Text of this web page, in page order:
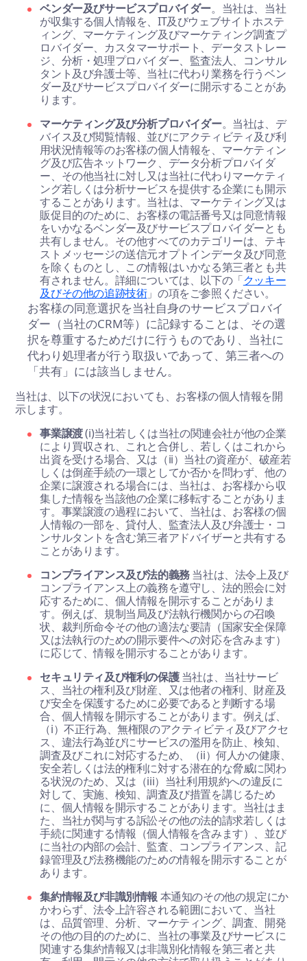
ベンダー及びサービスプロバイダー。当社は、当社
が収集する個人情報を、IT及びウェブサイトホステ
ィング、マーケティング及びマーケティング調査プ
ロバイダー、カスタマーサポート、データストレー
ジ、分析・処理プロバイダー、監査法人、コンサル
タント及び弁護士等、当社に代わり業務を行うベン
ダー及びサービスプロバイダーに開示することがあ
ります。
マーケティング及び分析プロバイダー。当社は、デ
バイス及び閲覧情報、並びにアクティビティ及び利
用状況情報等のお客様の個人情報を、マーケティン
グ及び広告ネットワーク、データ分析プロバイダ
ー、その他当社に対し又は当社に代わりマーケティ
ング若しくは分析サービスを提供する企業にも開示
することがあります。当社は、マーケティング又は
販促目的のために、お客様の電話番号又は同意情報
をいかなるベンダー及びサービスプロバイダーとも
共有しません。その他すべてのカテゴリーは、テキ
ストメッセージの送信元オプトインデータ及び同意
を除くものとし、この情報はいかなる第三者とも共
有されません。詳細については、以下の「クッキー
及びその他の追跡技術」の項をご参照ください。
お客様の同意選択を当社自身のサービスプロバイ
ダー（当社のCRM等）に記録することは、その選
択を尊重するためだけに行うものであり、当社に
代わり処理者が行う取扱いであって、第三者への
「共有」には該当しません。
当社は、以下の状況においても、お客様の個人情報を開
示します。
事業譲渡(i)当社若しくは当社の関連会社が他の企業
により買収され、これと合併し、若しくはこれから
出資を受ける場合、又は（ii）当社の資産が、破産若
しくは倒産手続の一環としてか否かを問わず、他の
企業に譲渡される場合には、当社は、お客様から収
集した情報を当該他の企業に移転することがありま
す。事業譲渡の過程において、当社は、お客様の個
人情報の一部を、貸付人、監査法人及び弁護士・コ
ンサルタントを含む第三者アドバイザーと共有する
ことがあります。
コンプライアンス及び法的義務当社は、法令上及び
コンプライアンス上の義務を遵守し、法的照会に対
応するために、個人情報を開示することがありま
す。例えば、規制当局及び法執行機関からの召喚
状、裁判所命令その他の適法な要請（国家安全保障
又は法執行のための開示要件への対応を含みます）
に応じて、情報を開示することがあります。
セキュリティ及び権利の保護 当社は、当社サービ
ス、当社の権利及び財産、又は他者の権利、財産及
び安全を保護するために必要であると判断する場
合、個人情報を開示することがあります。例えば、
（i）不正行為、無権限のアクティビティ及びアクセ
ス、違法行為並びにサービスの濫用を防止、検知、
調査及びこれに対応するため、（ii）何人かの健康、
安全若しくは法的権利に対する潜在的な脅威に関わ
る状況のため、又は（iii）当社利用規約への違反に
対して、実施、検知、調査及び措置を講じるため
に、個人情報を開示することがあります。当社はま
た、当社が関与する訴訟その他の法的請求若しくは
手続に関連する情報（個人情報を含みます）、並び
に当社の内部の会計、監査、コンプライアンス、記
録管理及び法務機能のための情報を開示することが
あります。
集約情報及び非識別情報 本通知のその他の規定にか
かわらず、法令上許容される範囲において、当社
は、品質管理、分析、マーケティング、調査、開発
その他の目的のために、当社の事業及びサービスに
関連する集約情報又は非識別化情報を第三者と共